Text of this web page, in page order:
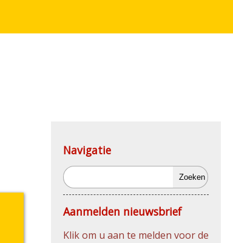
Navigatie
Zoeken
Aanmelden nieuwsbrief
Klik om u aan te melden voor de